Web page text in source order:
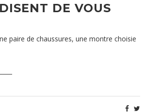
DE VOUS
paire de chaussures, une montre choisie